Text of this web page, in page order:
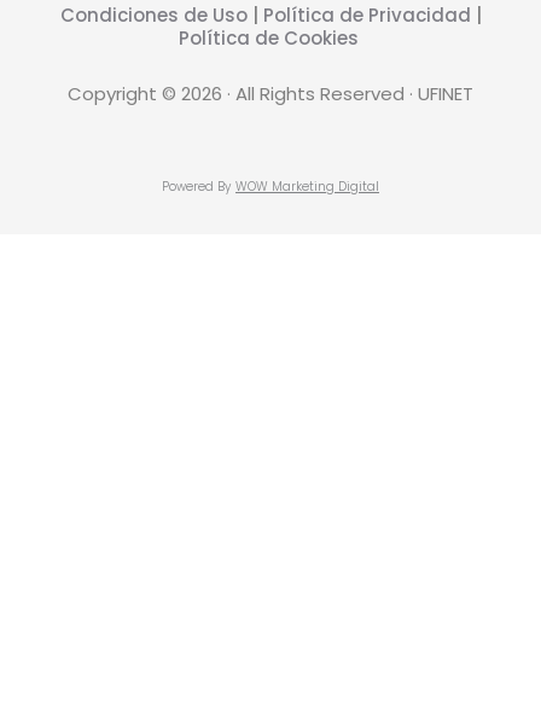
Condiciones de Uso| Política de Privacidad |
Política de Cookies
Copyright © 2026 · All Rights Reserved · UFINET
Powered By WOW Marketing Digital